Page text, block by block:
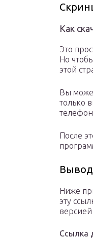
Как
Это
Но
этой
Вы
только
После
Ниже
эту
Ссылка